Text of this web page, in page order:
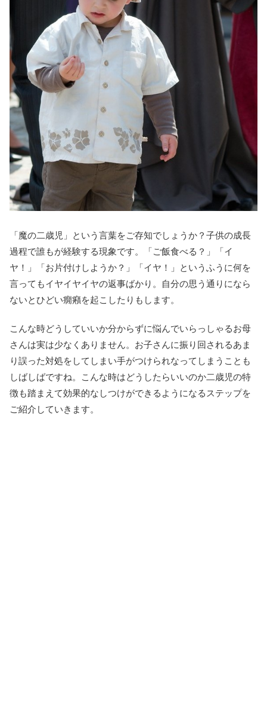
「魔の二歳児」という言葉をご存知でしょうか？子供の成長
過程で誰もが経験する現象です。「ご飯食べる？」「イ
ヤ！」「お片付けしようか？」「イヤ！」というふうに何を
言ってもイヤイヤイヤの返事ばかり。自分の思う通りになら
ないとひどい癇癪を起こしたりもします。
こんな時どうしていいか分からずに悩んでいらっしゃるお母
さんは実は少なくありません。お子さんに振り回されるあま
り誤った対処をしてしまい手がつけられなってしまうことも
しばしばですね。こんな時はどうしたらいいのか二歳児の特
徴も踏まえて効果的なしつけができるようになるステップを
ご紹介していきます。